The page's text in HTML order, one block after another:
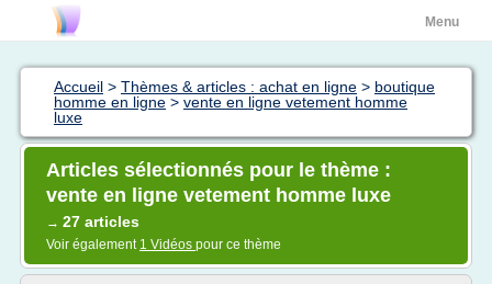
Menu
Accueil > Thèmes & articles : achat en ligne > boutique
homme en ligne > vente en ligne vetement homme
luxe
Articles sélectionnés pour le thème :
vente en ligne vetement homme luxe
→ 27 articles
Voir également 1 Vidéos pour ce thème